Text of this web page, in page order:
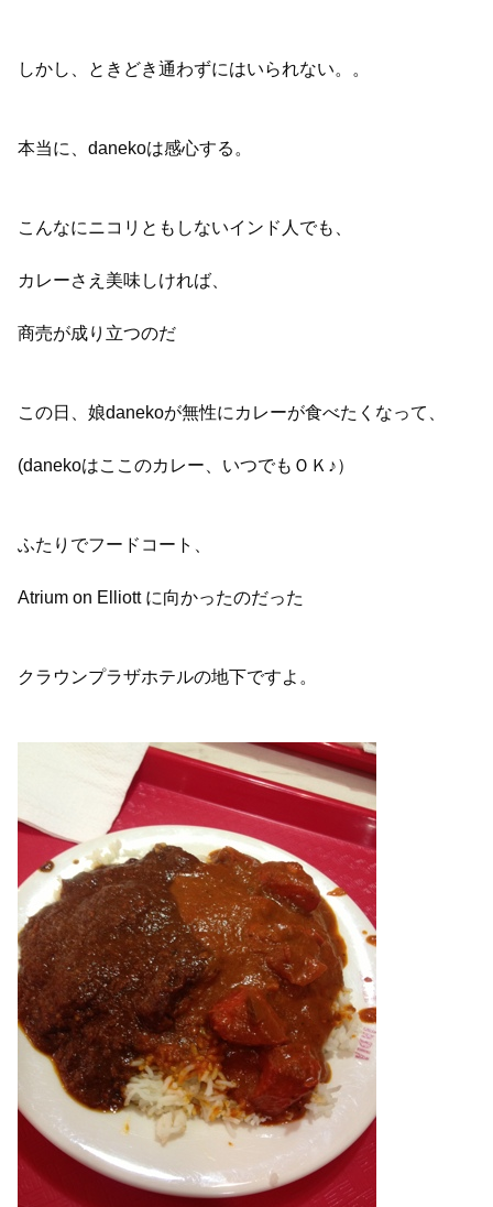
しかし、ときどき通わずにはいられない。。
本当に、danekoは感心する。
こんなにニコリともしないインド人でも、
カレーさえ美味しければ、
商売が成り立つのだ
この日、娘danekoが無性にカレーが食べたくなって、
(danekoはここのカレー、いつでもＯＫ♪）
ふたりでフードコート、
Atrium on Elliott に向かったのだった
クラウンプラザホテルの地下ですよ。